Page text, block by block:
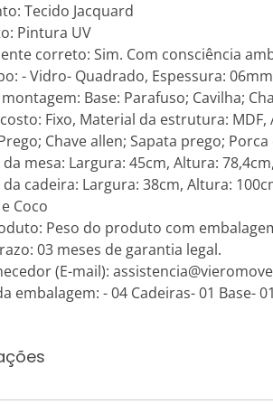
Tecido Jacquard
Pintura UV
correto: Sim. Com consciência
- Vidro- Quadrado, Espessura:
Base: Parafuso; Cavilha;
Fixo, Material da estrutura:
Chave allen; Sapata prego;
mesa: Largura: 45cm, Altura:
cadeira: Largura: 38cm, Altura:
Coco
Peso do produto com
03 meses de garantia legal.
(E-mail):
embalagem: - 04 Cadeiras- 01 Base-